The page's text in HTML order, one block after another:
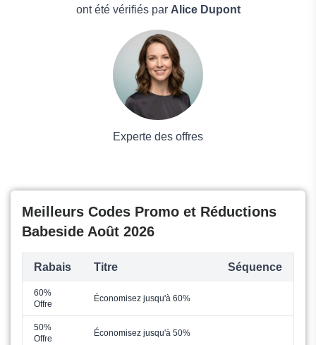
ont été vérifiés par Alice Dupont
Experte des offres
Meilleurs Codes Promo et Réductions
Babeside Août 2026
Rabais Titre Séquence
60%
Offre
Économisez jusqu'à 60%
50%
Offre
Économisez jusqu'à 50%